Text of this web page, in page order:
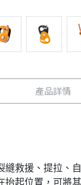
產品詳情
縫救援、提拉、
抬起位置，可將